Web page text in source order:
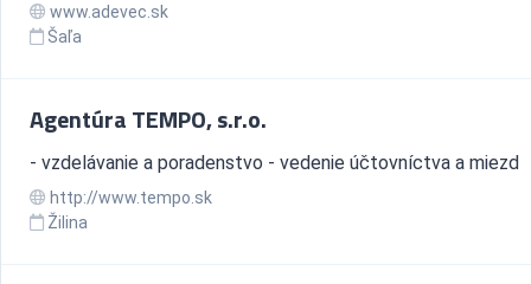
www.adevec.sk
Šaľa
Agentúra TEMPO, s.r.o.
- vzdelávanie a poradenstvo - vedenie účtovníctva a miezd
http://www.tempo.sk
Žilina